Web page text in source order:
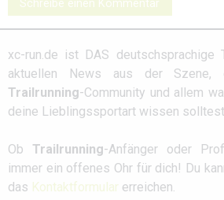
Schreibe einen Kommentar
xc-run.de ist DAS deutschsprachige
aktuellen News aus der Szene,
Trailrunning-Community und allem
deine Lieblingssportart wissen
Ob Trailrunning-Anfänger oder
immer ein offenes Ohr für dich! Du
das Kontaktformular erreichen.